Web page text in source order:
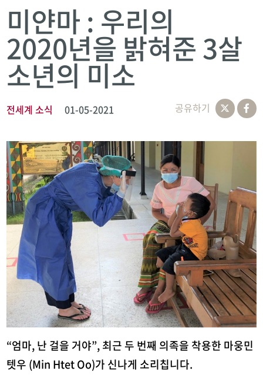
미얀마 : 우리의
2020년을 밝혀준 3살
소년의 미소
전세계 소식 01-05-2021 공유하기
“엄마, 난 걸을 거야”, 최근 두 번째 의족을 착용한 마웅민
텟우 (Min Htet Oo)가 신나게 소리칩니다.